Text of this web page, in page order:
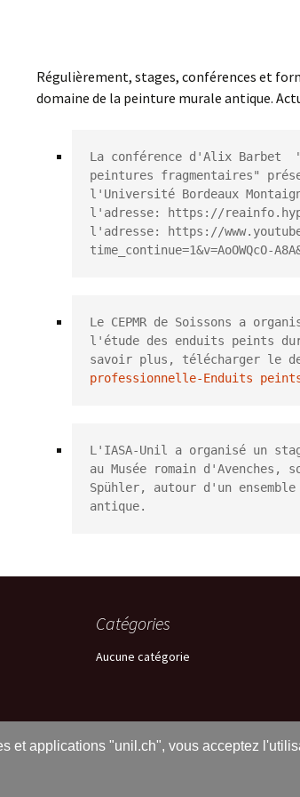
et applications "unil.ch", vous acceptez
Régulièrement, stages, conférences et
domaine de la peinture murale antique.
La conférence d'Alix Barbet
peintures fragmentaires"
l'Université Bordeaux
l'adresse: https://
l'adresse: https://
time_continue=1&v=AoOWQcO-
Le CEPMR de Soissons a
l'étude des enduits peints
savoir plus, télécharger le
professionnelle-Enduits
L'IASA-Unil a organisé un
au Musée romain
Spühler, autour d'un
antique.
Catégories
Aucune catégorie